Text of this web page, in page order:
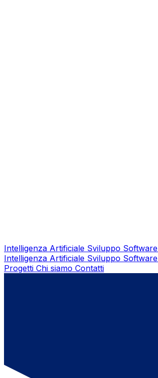
Intelligenza Artificiale Sviluppo Software
Intelligenza Artificiale Sviluppo Software
Progetti Chi siamo Contatti